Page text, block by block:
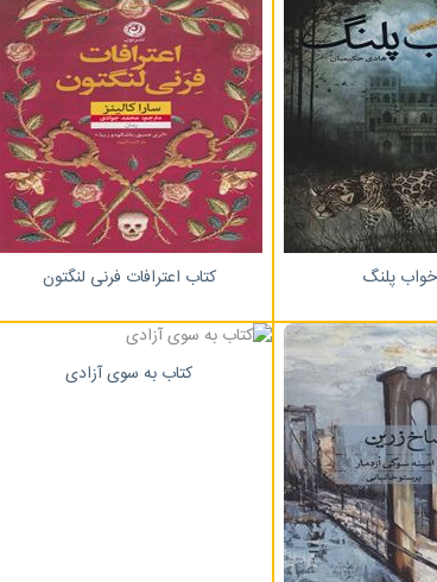
پلنگ کتاب اعترافات فرنی لنگتون
کتاب به سوی آزادی